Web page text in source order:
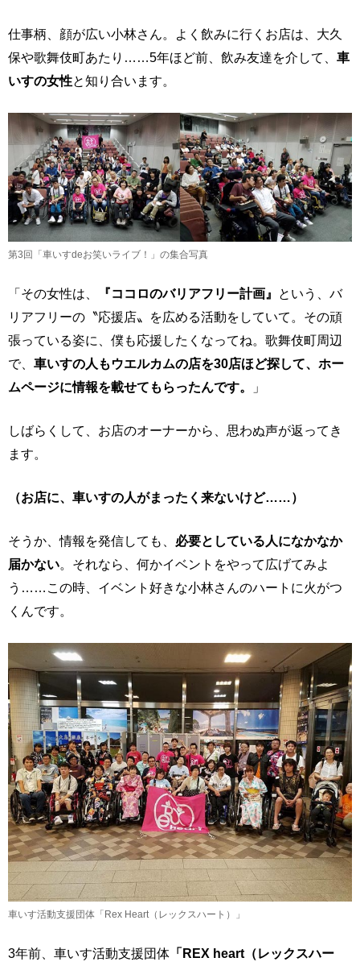
仕事柄、顔が広い小林さん。よく飲みに行くお店は、大久
保や歌舞伎町あたり……5年ほど前、飲み友達を介して、 車
いすの女性と知り合います。
第3回「車いすdeお笑いライブ！」の集合写真
「その女性は、 『ココロのバリアフリー計画』
という、バ
リアフリーの〝応援店〟を広める活動をしていて。その頑
張っている姿に、僕も応援したくなってね。歌舞伎町周辺
で、 車いすの人もウエルカムの店を30店ほど探して、ホー
ムページに情報を載せてもらったんです。
」
しばらくして、お店のオーナーから、思わぬ声が返ってき
ます。
（お店に、車いすの人がまったく来ないけど……）
そうか、情報を発信しても、 必要としている人になかなか
届かない 。それなら、何かイベントをやって広げてみよ
う……この時、イベント好きな小林さんのハートに火がつ
くんです。
車いす活動支援団体「Rex Heart（レックスハート）」
3年前、車いす活動支援団体 「REX heart（レックスハー